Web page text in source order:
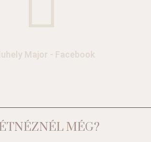
Major - Facebook
MÉG?